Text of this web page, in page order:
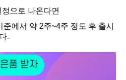
으로 나온다면
에서 약 2주~4주 정도 후 출시
.